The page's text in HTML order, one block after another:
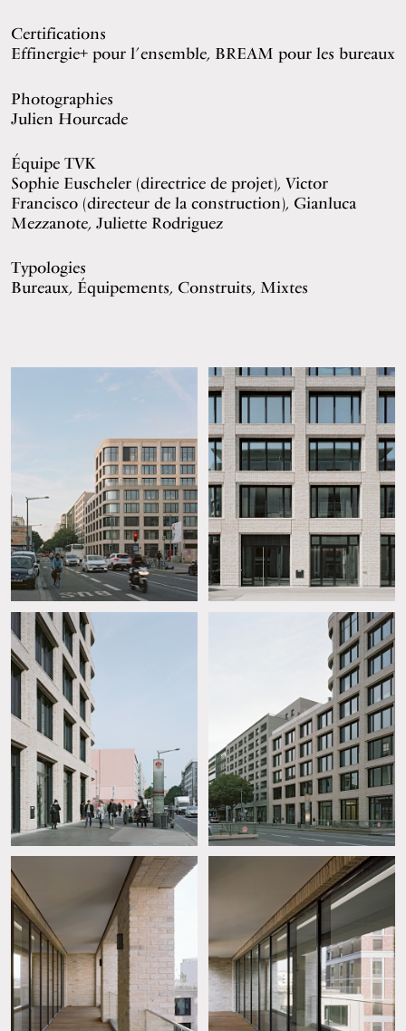
Certifications
Effinergie+ pour l’ensemble, BREAM pour les bureaux
Photographies
Julien Hourcade
Équipe TVK
Sophie Euscheler (directrice de projet), Victor
Francisco (directeur de la construction), Gianluca
Mezzanote, Juliette Rodriguez
Typologies
Bureaux, Équipements, Construits, Mixtes